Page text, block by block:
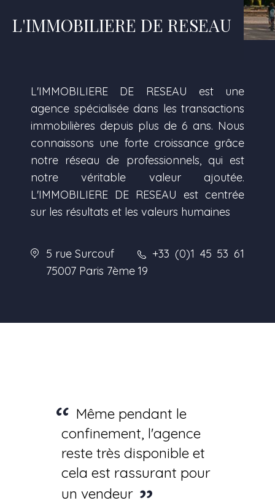
L'IMMOBILIERE DE RESEAU
L'IMMOBILIERE DE RESEAU est une
agence spécialisée dans les transactions
immobilières depuis plus de 6 ans. Nous
connaissons une forte croissance grâce
notre réseau de professionnels, qui est
notre véritable valeur ajoutée.
L'IMMOBILIERE DE RESEAU est centrée
sur les résultats et les valeurs humaines
5 rue Surcouf
75007 Paris 7ème
+33 (0)1 45 53 61
19
Même pendant le
confinement, l'agence
reste très disponible et
cela est rassurant pour
un vendeur